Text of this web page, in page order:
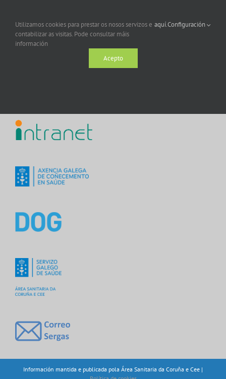
Información mantida e publicada pola Área Sanitaria da Coruña e Cee |
Utilizamos cookies para prestar os nosos servizos e
contabilizar as visitas. Pode consultar máis
información
aquí.Configuración
Acepto